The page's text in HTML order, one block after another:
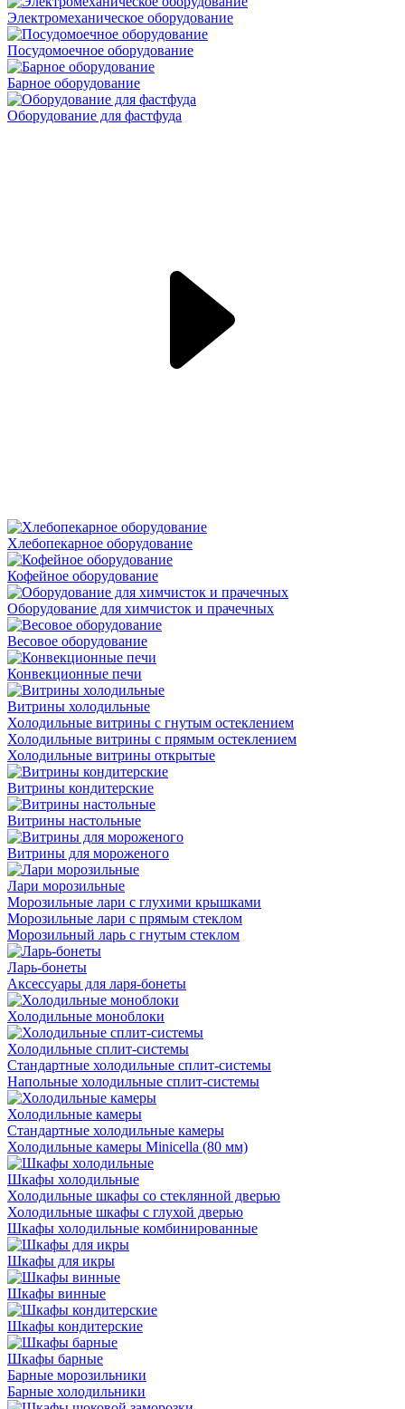
Электромеханическое оборудование
Посудомоечное оборудование
Барное оборудование
Оборудование для фастфуда
Хлебопекарное оборудование
Кофейное оборудование
Оборудование для химчисток и прачечных
Весовое оборудование
Конвекционные печи
Витрины холодильные
Холодильные витрины с гнутым остеклением
Холодильные витрины с прямым остеклением
Холодильные витрины открытые
Витрины кондитерские
Витрины настольные
Витрины для мороженого
Лари морозильные
Морозильные лари с глухими крышками
Морозильные лари с прямым стеклом
Морозильный ларь с гнутым стеклом
Ларь-бонеты
Аксессуары для ларя-бонеты
Холодильные моноблоки
Холодильные сплит-системы
Стандартные холодильные сплит-системы
Напольные холодильные сплит-системы
Холодильные камеры
Стандартные холодильные камеры
Холодильные камеры Minicella (80 мм)
Шкафы холодильные
Холодильные шкафы со стеклянной дверью
Холодильные шкафы с глухой дверью
Шкафы холодильные комбинированные
Шкафы для икры
Шкафы винные
Шкафы кондитерские
Шкафы барные
Барные морозильники
Барные холодильники